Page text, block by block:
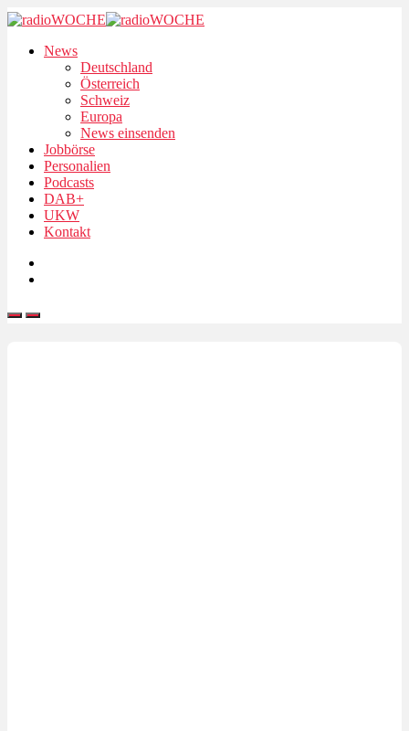
News
Deutschland
Österreich
Schweiz
Europa
News einsenden
Jobbörse
Personalien
Podcasts
DAB+
UKW
Kontakt